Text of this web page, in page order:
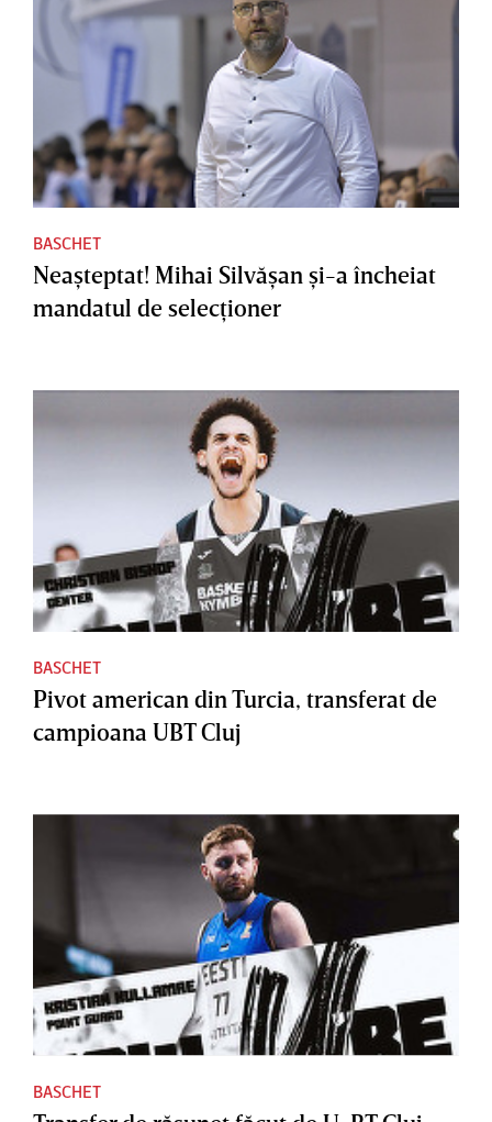
BASCHET
Neaşteptat! Mihai Silvăşan şi-a încheiat
mandatul de selecţioner
BASCHET
Pivot american din Turcia, transferat de
campioana UBT Cluj
BASCHET